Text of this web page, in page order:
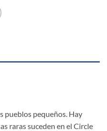
pueblos pequeños. Hay
raras suceden en el Circle